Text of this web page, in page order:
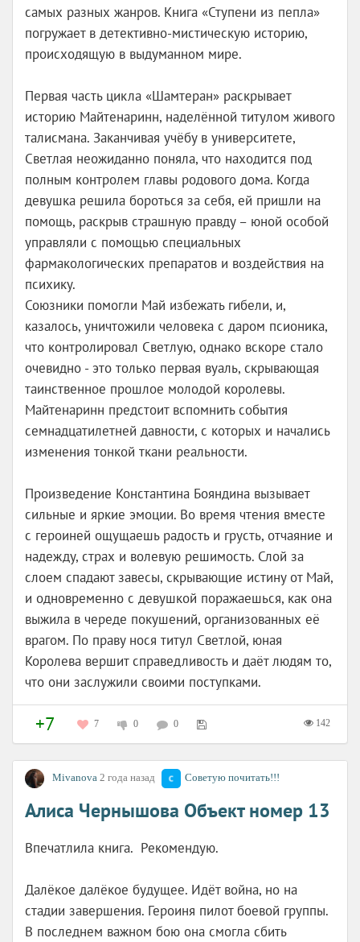
самых разных жанров. Книга «Ступени из пепла»
погружает в детективно-мистическую историю,
происходящую в выдуманном мире.
Первая часть цикла «Шамтеран» раскрывает
историю Майтенаринн, наделённой титулом живого
талисмана. Заканчивая учёбу в университете,
Светлая неожиданно поняла, что находится под
полным контролем главы родового дома. Когда
девушка решила бороться за себя, ей пришли на
помощь, раскрыв страшную правду – юной особой
управляли с помощью специальных
фармакологических препаратов и воздействия на
психику.
Союзники помогли Май избежать гибели, и,
казалось, уничтожили человека с даром псионика,
что контролировал Светлую, однако вскоре стало
очевидно - это только первая вуаль, скрывающая
таинственное прошлое молодой королевы.
Майтенаринн предстоит вспомнить события
семнадцатилетней давности, с которых и начались
изменения тонкой ткани реальности.
Произведение Константина Бояндина вызывает
сильные и яркие эмоции. Во время чтения вместе
с героиней ощущаешь радость и грусть, отчаяние и
надежду, страх и волевую решимость. Слой за
слоем спадают завесы, скрывающие истину от Май,
и одновременно с девушкой поражаешься, как она
выжила в череде покушений, организованных её
врагом. По праву нося титул Светлой, юная
Королева вершит справедливость и даёт людям то,
что они заслужили своими поступками.
+7 7 0 0 142
Мivanova 2 года назад Советую почитать!!!
Алиса Чернышова Объект номер 13
Впечатлила книга. Рекомендую.
Далёкое далёкое будущее. Идёт война, но на
стадии завершения. Героиня пилот боевой группы.
В последнем важном бою она смогла сбить